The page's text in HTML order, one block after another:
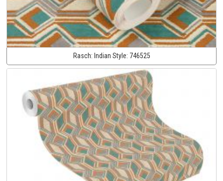
Rasch: Indian Style: 746525